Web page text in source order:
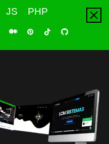
JS PHP
PinterestTiktokGithub